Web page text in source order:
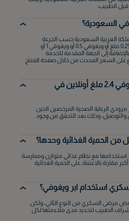
حائل
القطيف‎
لا أعرف
قبل الطبيب.
العربية السعودية حسب الجرعة
المطلوبة، سواء كانت ويغوفي 0.25 ملغ أو ويغوفي 0.5 أو ويغوفي 1 أو
أو ويغوفي 2.4 ملغ، بالإضافة إلى الجهة المقدمة للخدمة
على السعر المحدث من خلال صفحة المنتج
20. هل يمكن شراء ويغوفي 2.4 ملغ أونلاين في
2.4 ملغ عبر مزودي الرعاية الصحية المرخصين الذين
والتوصيل، وذلك بعد التحقق من وجود
استخدامها مع نظام غذائي متوازن وممارسة
مقارنة بالاعتماد على الحمية الغذائية
مرضى السكري من النوع الثاني، ولكن
الطبيب لتحديد مدى ملاءمتها لكل